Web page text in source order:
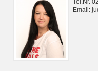
Tel.Nr.
Email: